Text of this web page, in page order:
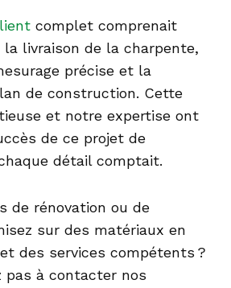
complet comprenait
livraison de la charpente,
précise et la
de construction. Cette
et notre expertise ont
de ce projet de
détail comptait.
de rénovation ou de
sur des matériaux en
des services compétents ?
pas à contacter nos